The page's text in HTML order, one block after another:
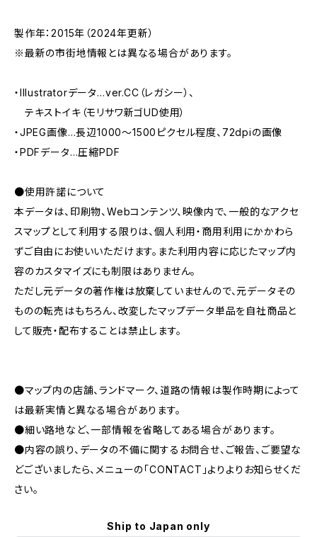
製作年：2015年（2024年更新）
※最新の市街地情報とは異なる場合があります。
・Illustratorデータ…ver.CC（レガシー）、
テキストイキ（モリサワ新ゴUD使用）
・JPEG画像…長辺1000～1500ピクセル程度、72dpiの画像
・PDFデータ…圧縮PDF
●使用許諾について
本データは、印刷物、Webコンテンツ、映像内で、一般的なアクセ
スマップとして利用する限りは、個人利用・商用利用にかかわら
ずご自由にお使いいただけます。また利用内容に応じたマップ内
容のカスタマイズにも制限はありません。
ただし元データの著作権は放棄していませんので、元データその
ものの転売はもちろん、改変したマップデータ単品を自社商品と
して販売・配布することは禁止します。
●マップ内の店舗、ランドマーク、道路の情報は製作時期によって
は最新実情と異なる場合があります。
●細い路地など、一部情報を省略してある場合があります。
●内容の誤り、データの不備に関するお問合せ、ご報告、ご要望な
どございましたら、メニューの「CONTACT」よりよりお知らせくだ
さい。
Ship to Japan only